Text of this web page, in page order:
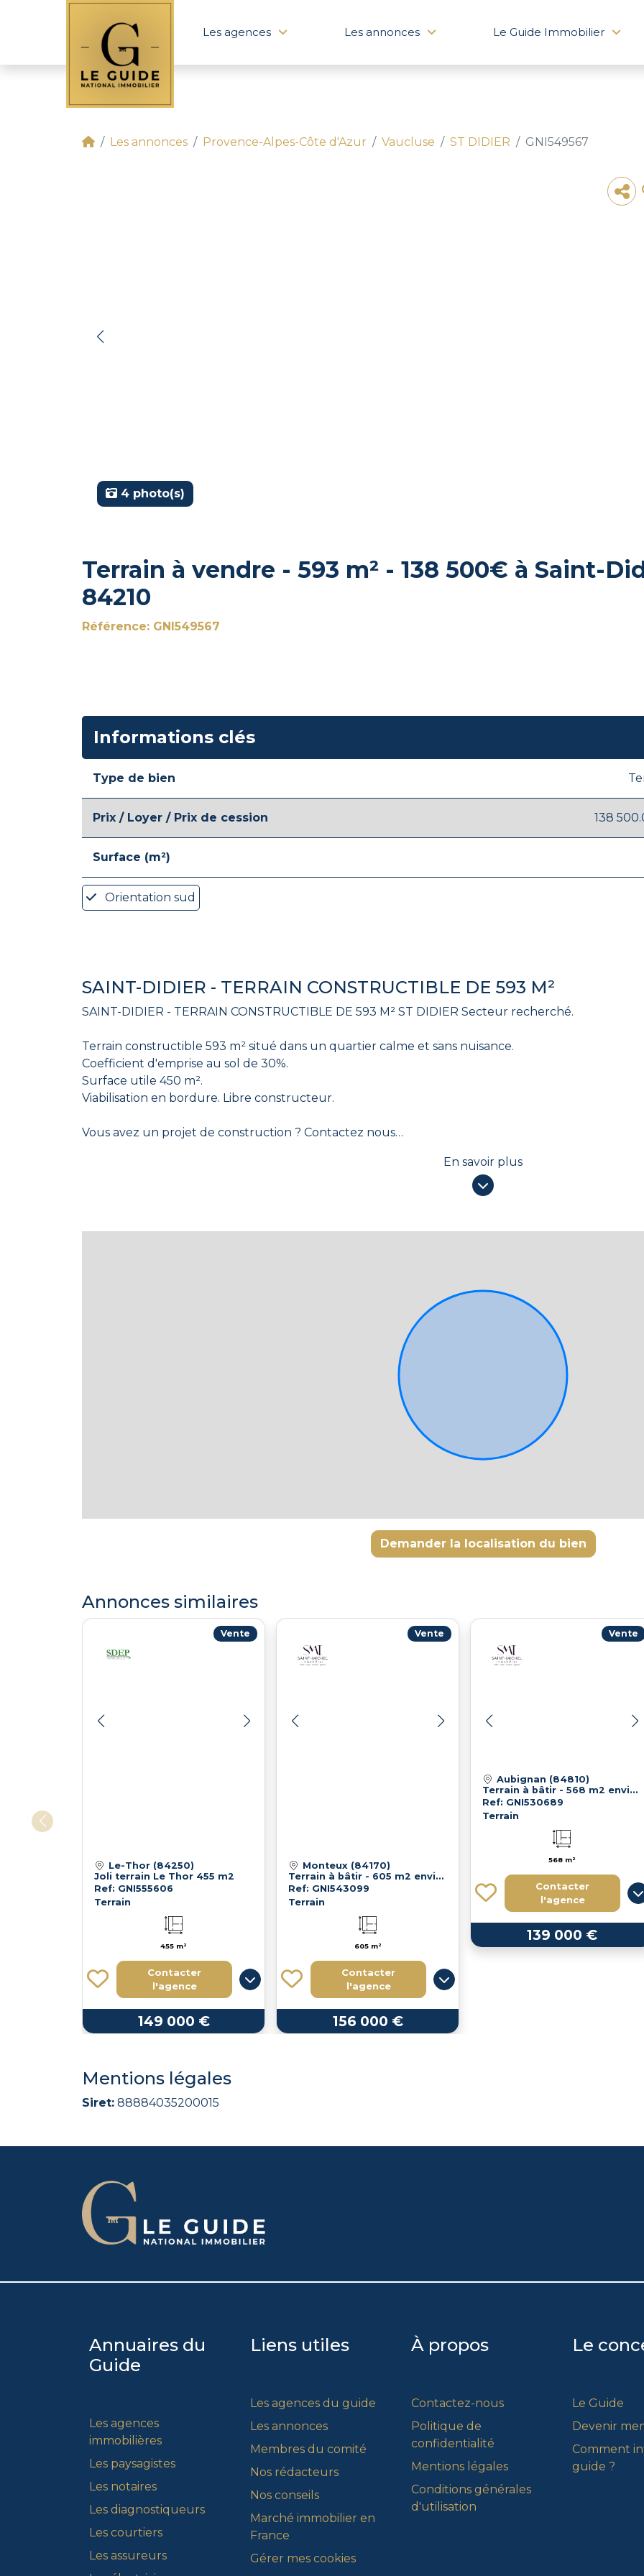
Les agences Les annonces Le Guide Immobilier
Les annonces Provence-Alpes-Côte d'Azur Vaucluse ST DIDIER GNI549567
4 photo(s)
Terrain à vendre - 593 m² - 138 500€ à Saint-
84210
Référence: GNI549567
Informations clés
Type de bien
Prix / Loyer / Prix de cession 138
Surface (m²)
Orientation sud
SAINT-DIDIER - TERRAIN CONSTRUCTIBLE DE 593 M²
SAINT-DIDIER - TERRAIN CONSTRUCTIBLE DE 593 M² ST DIDIER Secteur recherché.
Terrain constructible 593 m² situé dans un quartier calme et sans nuisance.
Coefficient d'emprise au sol de 30%.
Surface utile 450 m².
Viabilisation en bordure. Libre constructeur.
Vous avez un projet de construction ? Contactez nous
Pernes-Les-Fontaines, Mazan, Le Beaucet, La-Roque-Sur-Pernes, Venasque
En savoir plus
Demander la localisation du bien
Annonces similaires
Vente
Le-Thor (84250)
Joli terrain Le Thor 455 m2
Ref: GNI555606
Terrain
455 m²
Contacter
l'agence
149 000 €
Vente
Monteux (84170)
Terrain à bâtir - 605 m2 environ - Monteux - Viabilisé
Ref: GNI543099
Terrain
605 m²
Contacter
l'agence
156 000 €
Vente
Aubignan (84810)
Terrain à bâtir - 568 m2 environ - Aubignan - Viabilisé - Libre constructeur
Ref: GNI530689
Terrain
568 m²
Contacter
l'agence
139 000 €
Mentions légales
Siret: 88884035200015
Annuaires du
Guide
Les agences
immobilières
Les paysagistes
Les notaires
Les diagnostiqueurs
Les courtiers
Les assureurs
Liens utiles
Les agences du guide
Les annonces
Membres du comité
Nos rédacteurs
Nos conseils
Marché immobilier en
France
Gérer mes cookies
À propos
Contactez-nous
Politique de
confidentialité
Mentions légales
Conditions générales
d'utilisation
Le
Le Guide
Devenir
Comment
guide ?